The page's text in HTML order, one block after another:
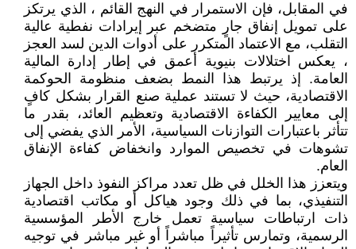
في المقابل، فإن الاستمرار في النهج القائم ، الذي يرتكز
على تمويل إنفاق جارٍ متضخم عبر إيرادات نفطية عالية
التقلب، مع الاعتماد المتكرر على أدوات الدين لسد العجز
، يعكس اختلالات بنيوية أعمق في إطار إدارة المالية
العامة. إذ يرتبط هذا النمط بضعف منظومة الحوكمة
الاقتصادية، حيث لا تستند عملية صنع القرار بشكل كافٍ
إلى معايير الكفاءة الاقتصادية وتعظيم العائد، بقدر ما
تتأثر باعتبارات التوازنات السياسية، الأمر الذي يفضي إلى
تشوهات في تخصيص الموارد وانخفاض كفاءة الإنفاق
العام.
ويتعزز هذا الخلل في ظل تعدد مراكز النفوذ داخل الجهاز
التنفيذي، بما في ذلك وجود هياكل أو مكاتب اقتصادية
ذات ارتباطات سياسية تعمل خارج الأطر المؤسسية
الرسمية، وتمارس تأثيراً مباشراً أو غير مباشر في توجيه